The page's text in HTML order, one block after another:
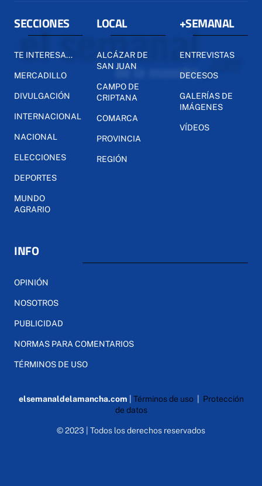
SECCIONES
TE INTERESA...
MERCADILLO
DIVULGACIÓN
INTERNACIONAL
NACIONAL
ELECCIONES
DEPORTES
MUNDO
AGRARIO
LOCAL
ALCÁZAR DE
SAN JUAN
CAMPO DE
CRIPTANA
COMARCA
PROVINCIA
REGIÓN
+SEMANAL
ENTREVISTAS
DECESOS
GALERÍAS DE
IMÁGENES
VÍDEOS
INFO
OPINIÓN
NOSOTROS
PUBLICIDAD
NORMAS PARA COMENTARIOS
TÉRMINOS DE USO
elsemanaldelamancha.com Términos de uso| Protección
de datos
© 2023 | Todos los derechos reservados